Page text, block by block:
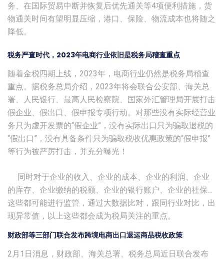
务、在国际贸易中断并恢复后优先通关等4项便利措施，货
物通关时间有望明显压缩，港口、保险、物流成本也将随之
降低。
税务严查时代，2023年电商行业依旧是税务局稽查重点
随着金税四期上线，2023年，电商行业仍然是税务局稽查
重点。据税务总局介绍，2023年将会联合公安部、海关总
署、人民银行、最高人民检察院、国家外汇管理局开展打击
假企业、假出口、假申报专项行动。对那些没有实际经营业
务只为虚开发票的“假企业”，没有实际出口只为骗取退税的
“假出口”，没有具备条件只为骗取税收优惠政策的“假申报”
等行为被严厉打击，并充分曝光！
同时对于企业的收入、企业的成本、企业的利润、企业
的库存、企业缴纳的税额、企业的银行账户、企业的社保…
这些都可能进行监管，通过大数据比对，跟同行业对比，出
现异常值，以上这些都会成为税局关注的重点。
财政部等三部门联合发布跨境电商出口退运商品税收政策
2月1日消息，财政部、海关总署、税务总局近日联合发布